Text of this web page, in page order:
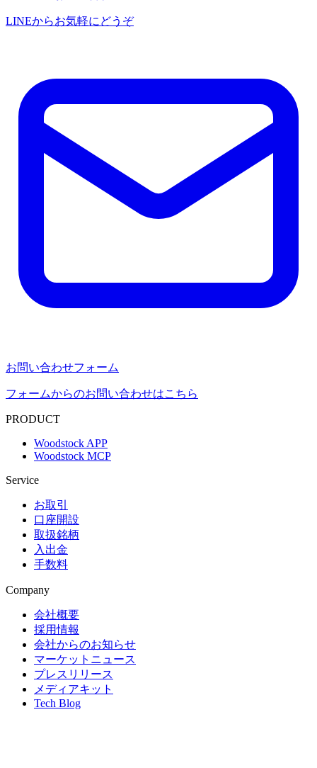
LINEからお気軽にどうぞ
お問い合わせフォーム
フォームからのお問い合わせはこちら
PRODUCT
Woodstock APP
Woodstock MCP
Service
お取引
口座開設
取扱銘柄
入出金
手数料
Company
会社概要
採用情報
会社からのお知らせ
マーケットニュース
プレスリリース
メディアキット
Tech Blog